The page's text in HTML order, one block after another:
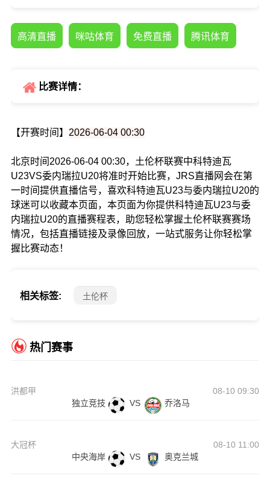
高清直播 咪咕体育 免费直播 腾讯体育
比赛详情：
【开赛时间】 2026-06-04 00:30
北京时间2026-06-04 00:30，土伦杯联赛中科特迪瓦
U23VS委内瑞拉U20将准时开始比赛，JRS直播网会在第
一时间提供直播信号，喜欢科特迪瓦U23与委内瑞拉U20的
球迷可以收藏本页面，本页面为你提供科特迪瓦U23与委
内瑞拉U20的直播赛程表，助您轻松掌握土伦杯联赛赛场
情况，包括直播链接及录像回放，一站式服务让你轻松掌
握比赛动态！
相关标签: 土伦杯
热门赛事
洪都甲
08-10 09:30
独立竞技
VS 乔洛马
大冠杯
08-10 11:00
中央海岸
VS 奥克兰城